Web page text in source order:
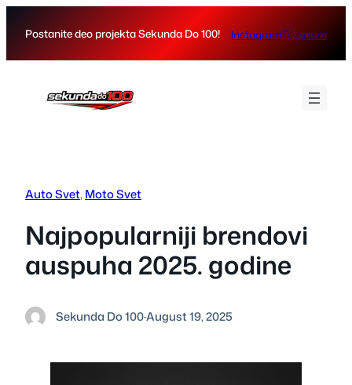
Postanite deo projekta Sekunda Do 100! InstagramTelegram
Auto Svet, Moto Svet
Najpopularniji brendovi
auspuha 2025. godine
Sekunda Do 100·August 19, 2025